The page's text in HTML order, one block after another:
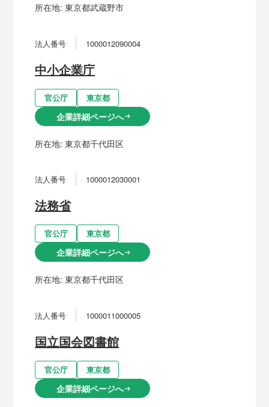
所在地:東京都武蔵野市
法人番号 1000012090004
中小企業庁
官公庁 東京都
企業詳細ページへarrow_right_alt
所在地:東京都千代田区
法人番号 1000012030001
法務省
官公庁 東京都
企業詳細ページへarrow_right_alt
所在地:東京都千代田区
法人番号 1000011000005
国立国会図書館
官公庁 東京都
企業詳細ページへarrow_right_alt